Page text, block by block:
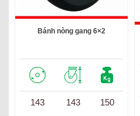
Bánh nòng gang 6×2
143 143 150